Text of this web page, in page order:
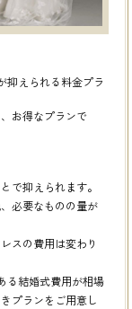
抑えられる料金プラ
お得なプランで
で抑えられます。
必要なものの量が
スの費用は変わり
る結婚式費用が相場
プランをご用意し